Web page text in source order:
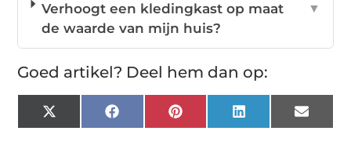
Verhoogt een kledingkast op maat
de waarde van mijn huis?
▼
Goed artikel? Deel hem dan op:
X
(Twitter)
FacebookPinterest LinkedIn Email